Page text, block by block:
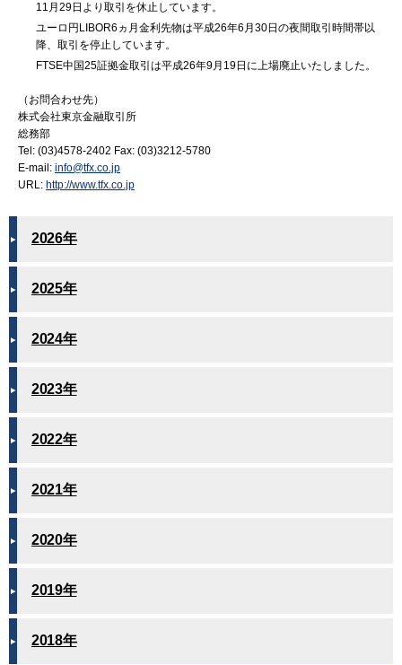
11月29日より取引を休止しています。
ユーロ円LIBOR6ヵ月金利先物は平成26年6月30日の夜間取引時間帯以
降、取引を停止しています。
FTSE中国25証拠金取引は平成26年9月19日に上場廃止いたしました。
（お問合わせ先）
株式会社東京金融取引所
総務部
Tel: (03)4578-2402 Fax: (03)3212-5780
E-mail: info@tfx.co.jp
URL: http://www.tfx.co.jp
2026年
2025年
2024年
2023年
2022年
2021年
2020年
2019年
2018年